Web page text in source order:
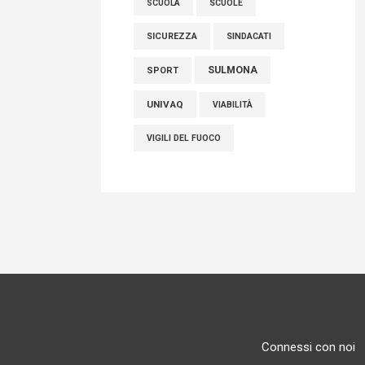
SCUOLA SCUOLE
SICUREZZA SINDACATI
SPORT SULMONA
UNIVAQ VIABILITÀ
VIGILI DEL FUOCO
Connessi con noi